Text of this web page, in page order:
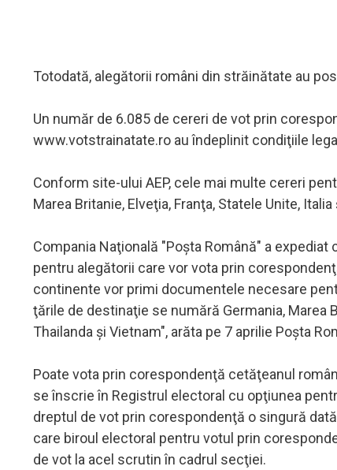
Totodată, alegătorii români din străinătate au
Un număr de 6.085 de cereri de vot prin
www.votstrainatate.ro au îndeplinit condiţiile
Conform site-ului AEP, cele mai multe cereri
Marea Britanie, Elveţia, Franţa, Statele Unite, Italia
Compania Naţională "Poşta Română" a
pentru alegătorii care vor vota prin
continente vor primi documentele necesare
ţările de destinaţie se numără Germania, Marea
Thailanda şi Vietnam", arăta pe 7 aprilie Poşta
Poate vota prin corespondenţă cetăţeanul
se înscrie în Registrul electoral cu opţiunea
dreptul de vot prin corespondenţă o singură
care biroul electoral pentru votul prin
de vot la acel scrutin în cadrul secţiei.